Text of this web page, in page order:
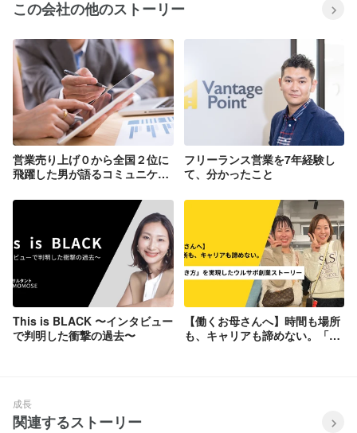
この会社の他のストーリー
営業売り上げ０から全国２位に
飛躍した男が語るコミュニケー
フリーランス営業を7年経験し
て、分かったこと
This is BLACK 〜インタビュー
で判明した衝撃の過去〜
【働くお母さんへ】時間も場所
も、キャリアも諦めない。「自
成長
関連するストーリー